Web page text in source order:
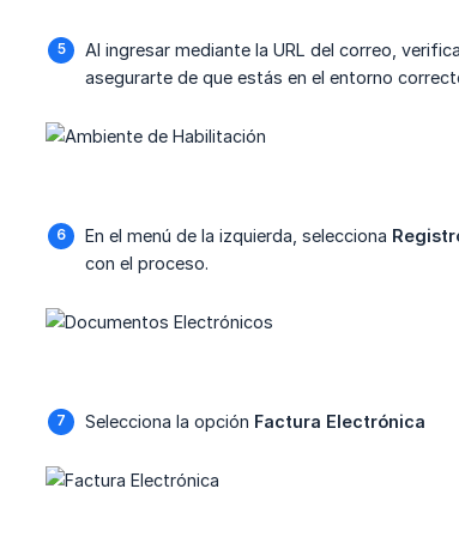
Al ingresar mediante la URL del correo,
asegurarte de que estás en el entorno
En el menú de la izquierda, selecciona
con el proceso.
Selecciona la opción Factura Electrónica